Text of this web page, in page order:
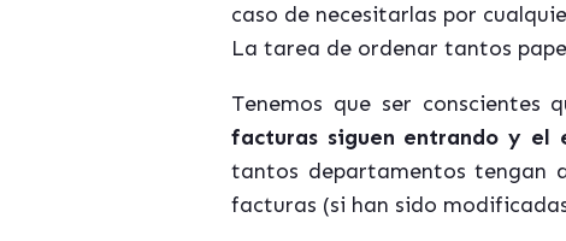
caso de necesitarlas por
La tarea de ordenar tantos
Tenemos que ser
facturas siguen entrando y el
tantos departamentos tengan
facturas (si han sido